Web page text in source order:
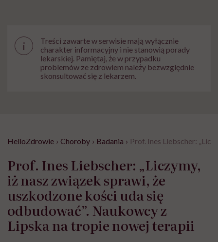
i
Treści zawarte w serwisie mają wyłącznie
charakter informacyjny i nie stanowią porady
lekarskiej. Pamiętaj, że w przypadku
problemów ze zdrowiem należy bezwzględnie
skonsultować się z lekarzem.
HelloZdrowie › Choroby › Badania › Prof. Ines Liebscher:
Prof. Ines Liebscher: „Liczymy,
iż nasz związek sprawi, że
uszkodzone kości uda się
odbudować”. Naukowcy z
Lipska na tropie nowej terapii